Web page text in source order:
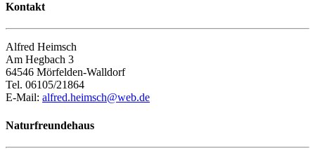
Kontakt
Alfred Heimsch
Am Hegbach 3
64546 Mörfelden-Walldorf
Tel. 06105/21864
E-Mail: alfred.heimsch@web.de
Naturfreundehaus